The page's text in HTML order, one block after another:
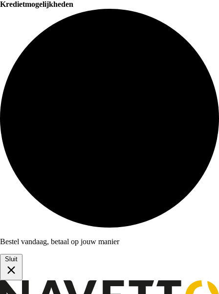
Kredietmogelijkheden
Bestel vandaag, betaal op jouw manier
Sluit